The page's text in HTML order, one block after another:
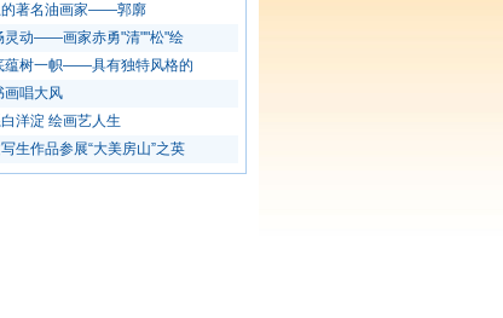
的著名油画家——郭廓
灵动——画家赤勇"清""松"绘
蕴树一帜——具有独特风格的
画唱大风
洋淀 绘画艺人生
生作品参展“大美房山”之英